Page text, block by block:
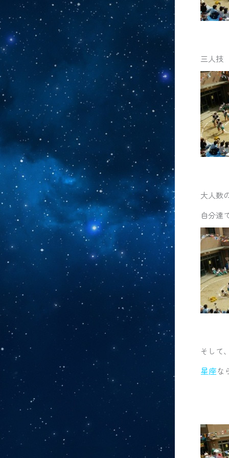
三人技
大人数
自分達
そして
星座な